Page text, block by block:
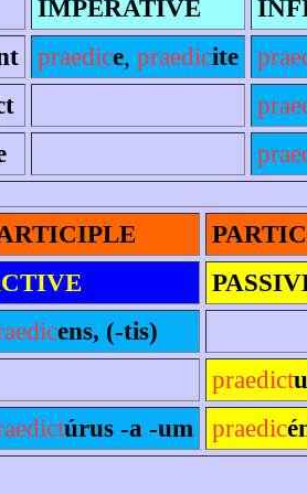
IMPERATIVE
praedice, praedicite
ens, (-tis)
praedict
úrus -a -um praedic